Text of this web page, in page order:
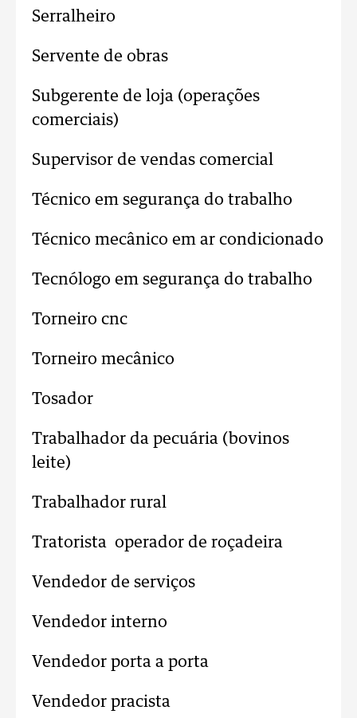
Serralheiro
Servente de obras
Subgerente de loja (operações
comerciais)
Supervisor de vendas comercial
Técnico em segurança do trabalho
Técnico mecânico em ar condicionado
Tecnólogo em segurança do trabalho
Torneiro cnc
Torneiro mecânico
Tosador
Trabalhador da pecuária (bovinos
leite)
Trabalhador rural
Tratorista operador de roçadeira
Vendedor de serviços
Vendedor interno
Vendedor porta a porta
Vendedor pracista